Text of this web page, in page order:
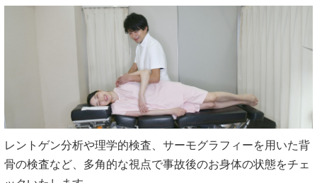
レントゲン分析や理学的検査、サーモグラフィーを用いた背
骨の検査など、多角的な視点で事故後のお身体の状態をチェ